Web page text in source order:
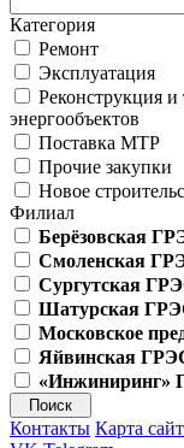
Категория
Ремонт
Эксплуатация
Реконструкция и
энергообъектов
Поставка МТР
Прочие закупки
Новое
Филиал
Берёзовская
Смоленская
Сургутская
Шатурская
Московское
Яйвинская
«Инжиниринг»
Контакты Карта